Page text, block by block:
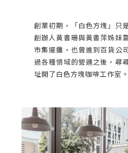
創業初期，「白色方塊」只
創辦人黃書珊與黃書萍姊妹
市集擺攤，也曾進到百貨公
過各種領域的營運之後，尋
址開了白色方塊咖啡工作室。